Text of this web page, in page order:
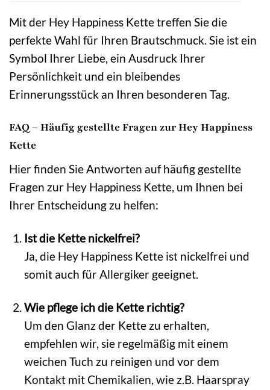
Mit der Hey Happiness Kette treffen Sie die
perfekte Wahl für Ihren Brautschmuck. Sie ist ein
Symbol Ihrer Liebe, ein Ausdruck Ihrer
Persönlichkeit und ein bleibendes
Erinnerungsstück an Ihren besonderen Tag.
FAQ – Häufig gestellte Fragen zur Hey Happiness
Kette
Hier finden Sie Antworten auf häufig gestellte
Fragen zur Hey Happiness Kette, um Ihnen bei
Ihrer Entscheidung zu helfen:
Ist die Kette nickelfrei?
Ja, die Hey Happiness Kette ist nickelfrei und
somit auch für Allergiker geeignet.
Wie pflege ich die Kette richtig?
Um den Glanz der Kette zu erhalten,
empfehlen wir, sie regelmäßig mit einem
weichen Tuch zu reinigen und vor dem
Kontakt mit Chemikalien, wie z.B. Haarspray